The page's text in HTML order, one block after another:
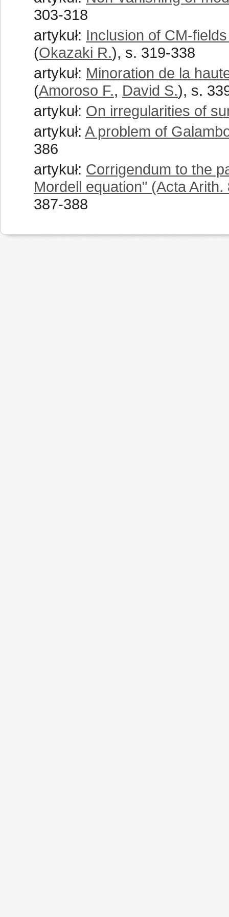
303-318
artykuł: Inclusion of CM-
(Okazaki R.), s. 319-338
artykuł: Minoration de la
(Amoroso F., David S.), s.
artykuł: On irregularities of
artykuł: A problem of
386
artykuł: Corrigendum to the
Mordell equation" (Acta
387-388